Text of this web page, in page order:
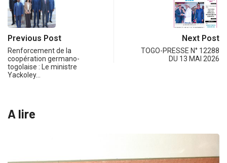
Previous Post
Renforcement de la
coopération germano-
togolaise : Le ministre
Yackoley…
Next Post
TOGO-PRESSE N° 12288
DU 13 MAI 2026
A lire